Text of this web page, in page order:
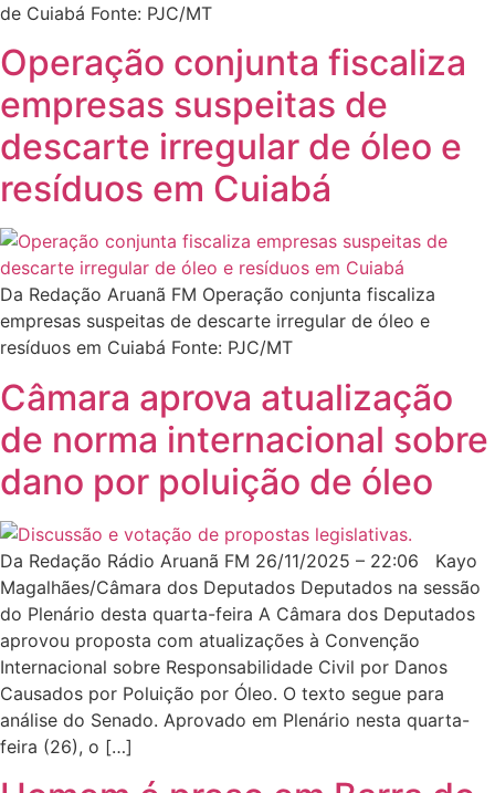
de Cuiabá Fonte: PJC/MT
Operação conjunta fiscaliza
empresas suspeitas de
descarte irregular de óleo e
resíduos em Cuiabá
Da Redação Aruanã FM Operação conjunta fiscaliza
empresas suspeitas de descarte irregular de óleo e
resíduos em Cuiabá Fonte: PJC/MT
Câmara aprova atualização
de norma internacional sobre
dano por poluição de óleo
Da Redação Rádio Aruanã FM 26/11/2025 – 22:06 Kayo
Magalhães/Câmara dos Deputados Deputados na sessão
do Plenário desta quarta-feira A Câmara dos Deputados
aprovou proposta com atualizações à Convenção
Internacional sobre Responsabilidade Civil por Danos
Causados por Poluição por Óleo. O texto segue para
análise do Senado. Aprovado em Plenário nesta quarta-
feira (26), o […]